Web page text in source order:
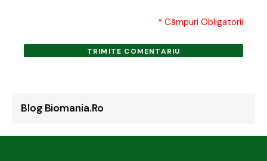
* Câmpuri Obligatorii
TRIMITE COMENTARIU
Blog Biomania.ro